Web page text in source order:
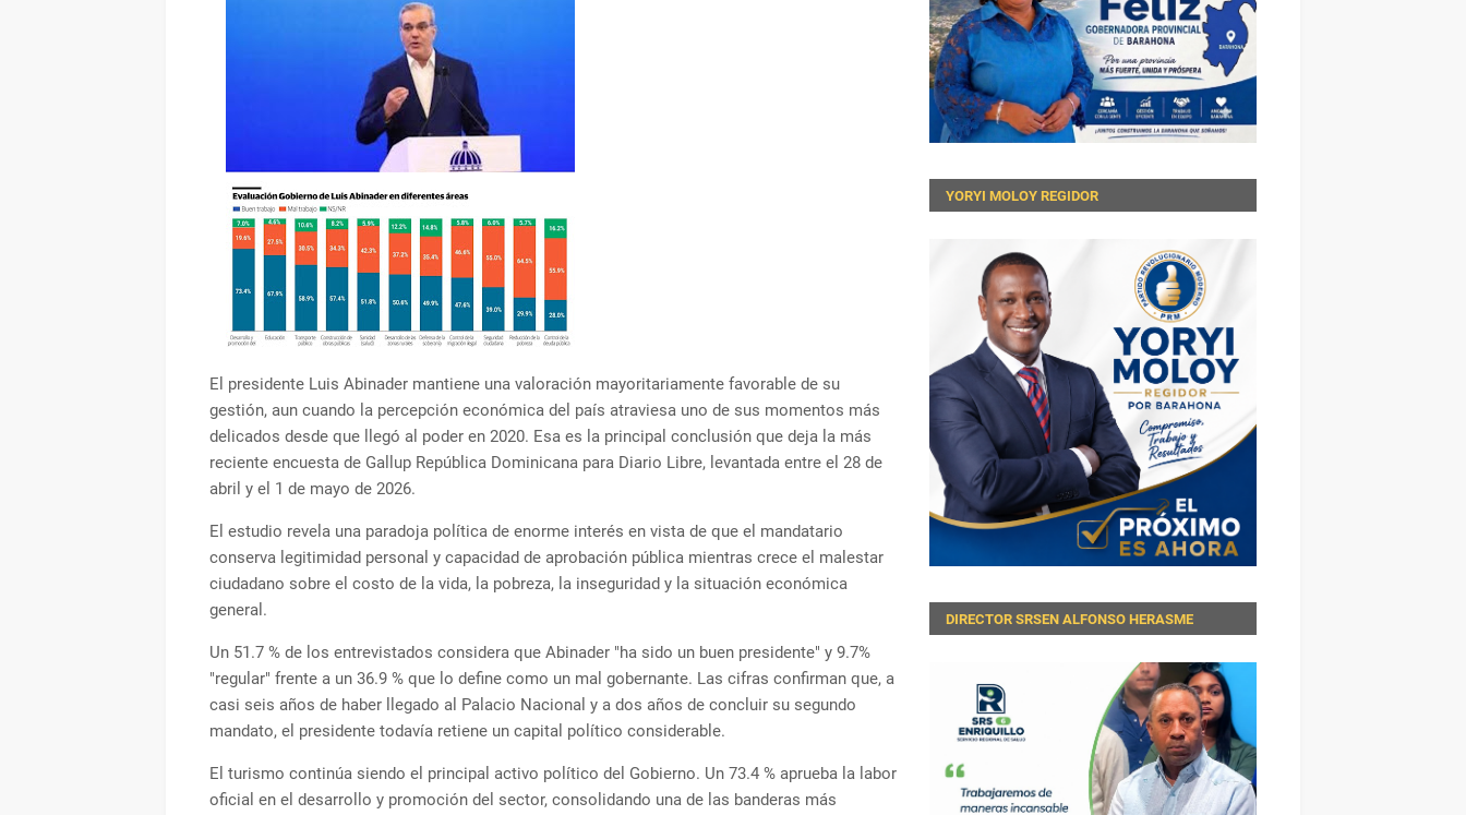
El presidente Luis Abinader mantiene una valoración mayoritariamente favorable de su
gestión, aun cuando la percepción económica del país atraviesa uno de sus momentos más
delicados desde que llegó al poder en 2020. Esa es la principal conclusión que deja la más
reciente encuesta de Gallup República Dominicana para Diario Libre, levantada entre el 28 de
abril y el 1 de mayo de 2026.
El estudio revela una paradoja política de enorme interés en vista de que el mandatario
conserva legitimidad personal y capacidad de aprobación pública mientras crece el malestar
ciudadano sobre el costo de la vida, la pobreza, la inseguridad y la situación económica
general.
Un 51.7 % de los entrevistados considera que Abinader "ha sido un buen presidente" y 9.7%
"regular" frente a un 36.9 % que lo define como un mal gobernante. Las cifras confirman que, a
casi seis años de haber llegado al Palacio Nacional y a dos años de concluir su segundo
mandato, el presidente todavía retiene un capital político considerable.
El turismo continúa siendo el principal activo político del Gobierno. Un 73.4 % aprueba la labor
oficial en el desarrollo y promoción del sector, consolidando una de las banderas más
YORYI MOLOY REGIDOR
DIRECTOR SRSEN ALFONSO HERASME